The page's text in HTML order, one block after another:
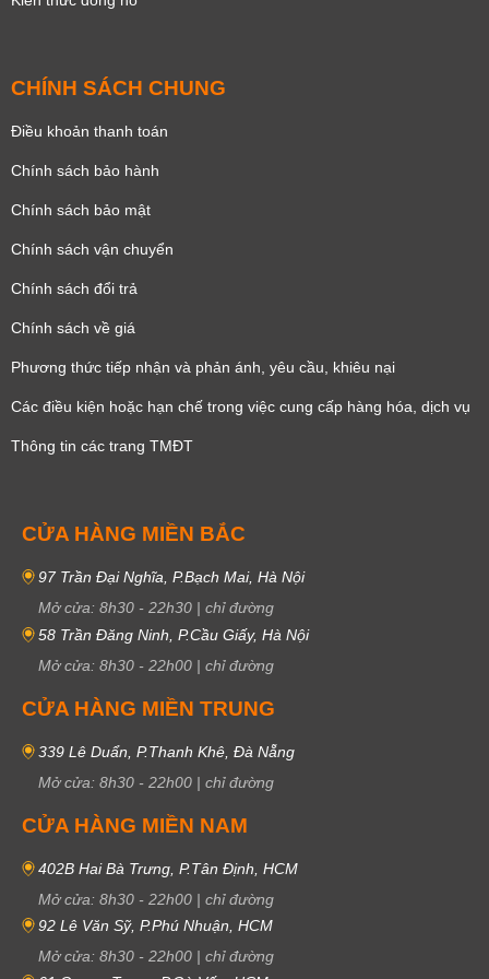
CHÍNH SÁCH CHUNG
Điều khoản thanh toán
Chính sách bảo hành
Chính sách bảo mật
Chính sách vận chuyển
Chính sách đổi trả
Chính sách về giá
Phương thức tiếp nhận và phản ánh, yêu cầu, khiêu nại
Các điều kiện hoặc hạn chế trong việc cung cấp hàng hóa, dịch vụ
Thông tin các trang TMĐT
CỬA HÀNG MIỀN BẮC
97 Trần Đại Nghĩa, P.Bạch Mai, Hà Nội
Mở cửa: 8h30 - 22h30 | chỉ đường
58 Trần Đăng Ninh, P.Cầu Giấy, Hà Nội
Mở cửa: 8h30 - 22h00 | chỉ đường
CỬA HÀNG MIỀN TRUNG
339 Lê Duẩn, P.Thanh Khê, Đà Nẵng
Mở cửa: 8h30 - 22h00 | chỉ đường
CỬA HÀNG MIỀN NAM
402B Hai Bà Trưng, P.Tân Định, HCM
Mở cửa: 8h30 - 22h00 | chỉ đường
92 Lê Văn Sỹ, P.Phú Nhuận, HCM
Mở cửa: 8h30 - 22h00 | chỉ đường